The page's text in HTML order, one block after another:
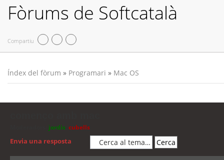
Fòrums de Softcatalà
Compartiu
Índex del fòrum » Programari » Mac OS
jordis cubells
Envia una resposta